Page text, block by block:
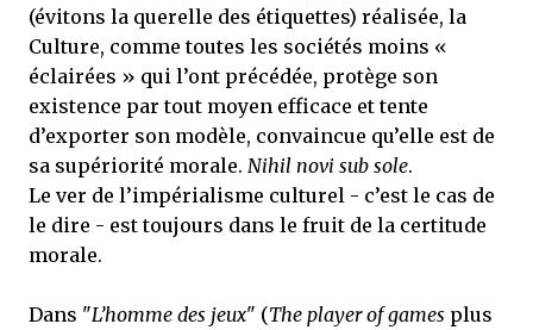
(évitons la querelle des étiquettes) réalisée, la
Culture, comme toutes les sociétés moins «
éclairées » qui l’ont précédée, protège son
existence par tout moyen efficace et tente
d’exporter son modèle, convaincue qu’elle est de
sa supériorité morale. Nihil novi sub sole.
Le ver de l’impérialisme culturel - c’est le cas de
le dire - est toujours dans le fruit de la certitude
morale.
Dans "L’homme des jeux" (The player of games plus